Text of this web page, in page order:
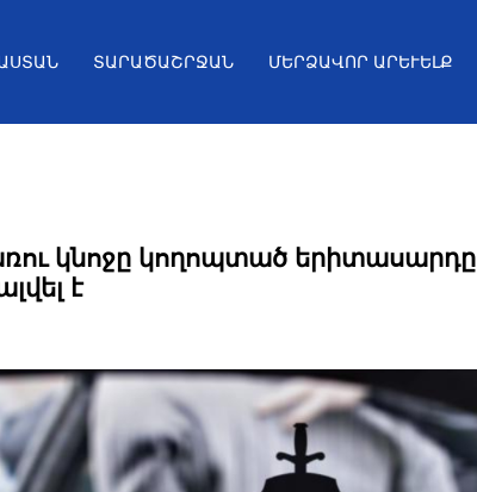
ՏԱՐԱԾԱՇՐՋԱՆ ՄԵՐՁԱՎՈՐ ԱՐԵՒԵԼՔ
կնոջը կողոպտած երիտասարդը
է